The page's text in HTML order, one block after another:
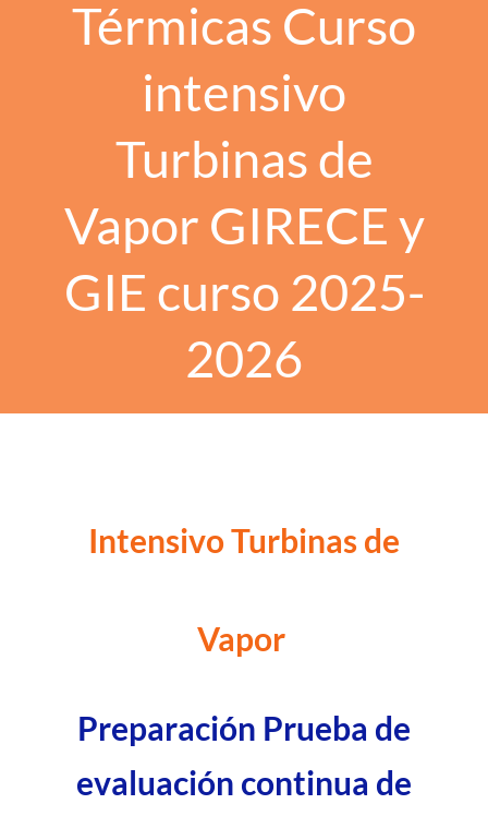
Térmicas Curso
intensivo
Turbinas de
Vapor GIRECE y
GIE curso 2025-
2026
Intensivo Turbinas de
Vapor
Preparación Prueba de
evaluación continua de